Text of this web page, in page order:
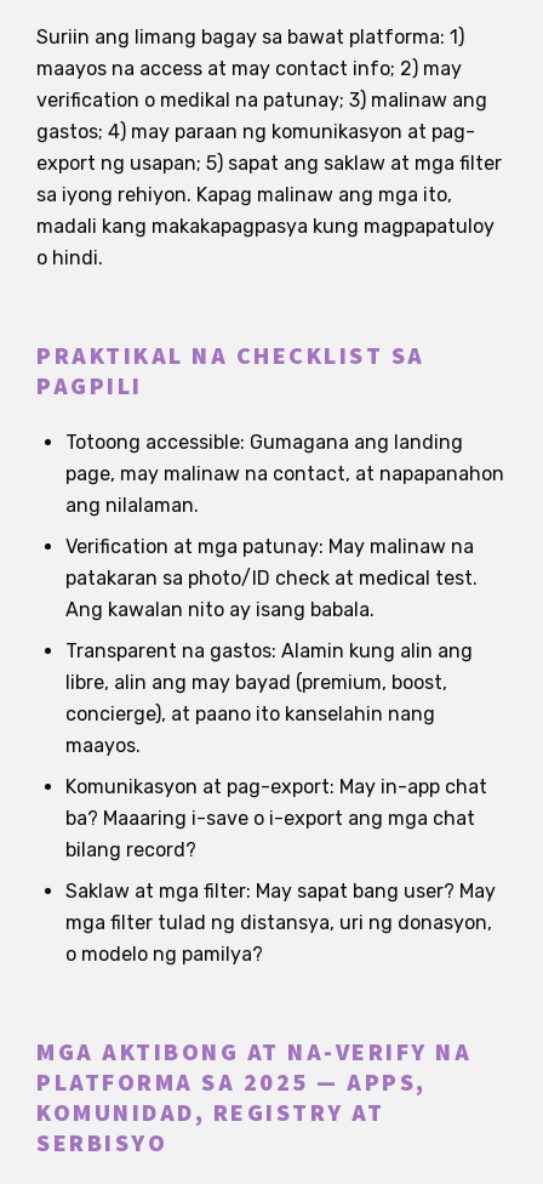
Suriin ang limang bagay sa bawat platforma: 1)
maayos na access at may contact info; 2) may
verification o medikal na patunay; 3) malinaw ang
gastos; 4) may paraan ng komunikasyon at pag-
export ng usapan; 5) sapat ang saklaw at mga filter
sa iyong rehiyon. Kapag malinaw ang mga ito,
madali kang makakapagpasya kung magpapatuloy
o hindi.
PRAKTIKAL NA CHECKLIST SA
PAGPILI
Totoong accessible: Gumagana ang landing
page, may malinaw na contact, at napapanahon
ang nilalaman.
Verification at mga patunay: May malinaw na
patakaran sa photo/ID check at medical test.
Ang kawalan nito ay isang babala.
Transparent na gastos: Alamin kung alin ang
libre, alin ang may bayad (premium, boost,
concierge), at paano ito kanselahin nang
maayos.
Komunikasyon at pag-export: May in-app chat
ba? Maaaring i-save o i-export ang mga chat
bilang record?
Saklaw at mga filter: May sapat bang user? May
mga filter tulad ng distansya, uri ng donasyon,
o modelo ng pamilya?
MGA AKTIBONG AT NA-VERIFY NA
PLATFORMA SA 2025 — APPS,
KOMUNIDAD, REGISTRY AT
SERBISYO